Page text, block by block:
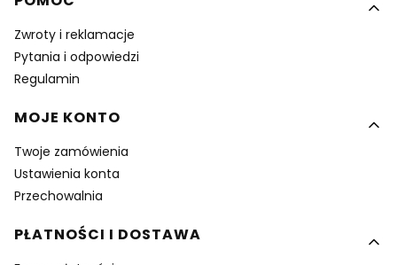
Zwroty i reklamacje
Pytania i odpowiedzi
Regulamin
MOJE KONTO
Twoje zamówienia
Ustawienia konta
Przechowalnia
PŁATNOŚCI I DOSTAWA